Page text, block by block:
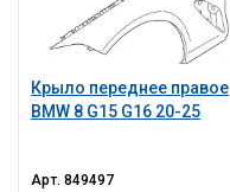
Крыло переднее правое
BMW 8 G15 G16 20-25
Арт.849497